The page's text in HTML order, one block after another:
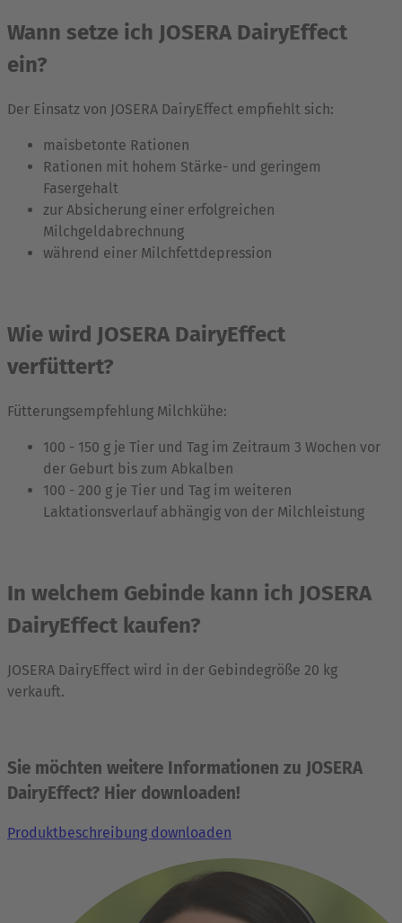
Wann setze ich JOSERA DairyEffect
ein?
Der Einsatz von JOSERA DairyEffect empfiehlt sich:
maisbetonte Rationen
Rationen mit hohem Stärke- und geringem
Fasergehalt
zur Absicherung einer erfolgreichen
Milchgeldabrechnung
während einer Milchfettdepression
Wie wird JOSERA DairyEffect
verfüttert?
Fütterungsempfehlung Milchkühe:
100 - 150 g je Tier und Tag im Zeitraum 3 Wochen vor
der Geburt bis zum Abkalben
100 - 200 g je Tier und Tag im weiteren
Laktationsverlauf abhängig von der Milchleistung
In welchem Gebinde kann ich JOSERA
DairyEffect kaufen?
JOSERA DairyEffect wird in der Gebindegröße 20 kg
verkauft.
Sie möchten weitere Informationen zu JOSERA
DairyEffect? Hier downloaden!
Produktbeschreibung downloaden